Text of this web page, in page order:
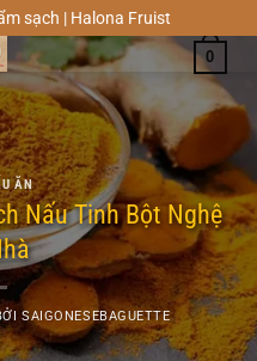
sạch | Halona Fruist
0
ĂN
Nấu Tinh Bột Nghệ
SAIGONESEBAGUETTE